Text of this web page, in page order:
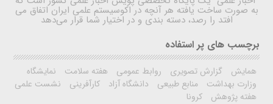
به صورت ساخت یافته هر آنچه در اکوسیستم علمی ایران اتفاق می
افتد را رصد، دسته بندی و در اختیار شما قرار می‌دهد
برچسب های پر استفاده
همایش گزارش تصویری روابط عمومی هفته سلامت
نمایشگاه
وزارت بهداشت
منابع طبیعی دانشگاه آزاد کارآفرینی
نشست علمی
هفته پژوهش
کرونا